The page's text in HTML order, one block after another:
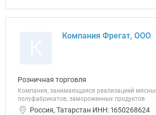
Компания Фрегат, ООО
Розничная торговля
Компания, занимающаяся реализацией
полуфабрикатов, замороженных продуктов
Россия, Татарстан ИНН: 1650268624